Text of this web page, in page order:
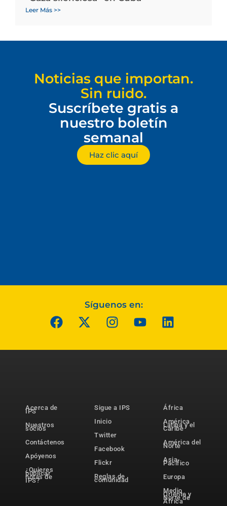
Leer Más >>
Noticias que importan.
Sin ruido.
Suscríbete gratis a
nuestro boletín
semanal
Haz clic aquí
Síguenos en:
Acerca de
IPS
Nuestros
socios
Contáctenos
Apóyenos
¿Quieres
publicar
notas de
IPS?
Sigue a IPS
Inicio
Twitter
Facebook
Flickr
Reglas de
comunidad
África
América
Latina y el
Caribe
América del
Norte
Asia-
Pacífico
Europa
Medio
Oriente y
Norte de
África